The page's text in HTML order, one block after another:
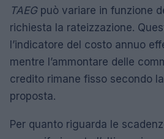
TAEGpuò variare in funzione
richiesta la rateizzazione.
l’indicatore del costo annuo
mentre l’ammontare delle
credito rimane fisso secondo
proposta.
Per quanto riguarda le